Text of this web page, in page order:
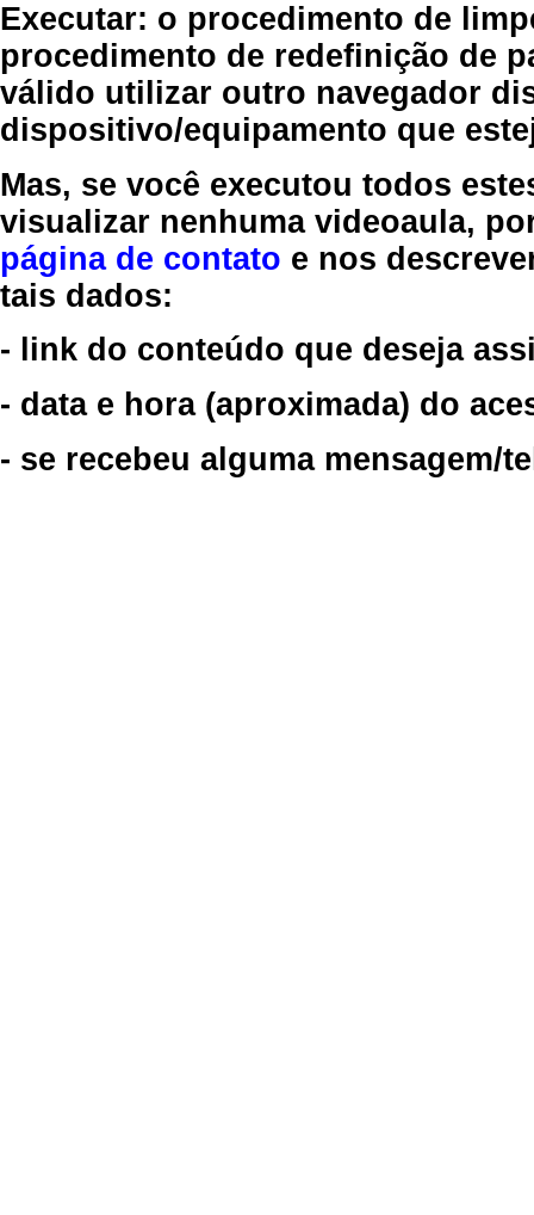
Executar: o procedimento de
procedimento de redefinição de
válido utilizar outro navegador
dispositivo/equipamento que
Mas, se você executou todos
visualizar nenhuma videoaula,
página de contato e nos
tais dados:
- link do conteúdo que deseja
- data e hora (aproximada) do
- se recebeu alguma mensagem/